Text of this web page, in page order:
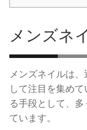
メンズネ
メンズネイルは
して注目を集め
る手段として、
ています。